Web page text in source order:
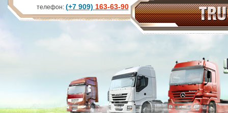
телефон: (+7 909) 163-63-90